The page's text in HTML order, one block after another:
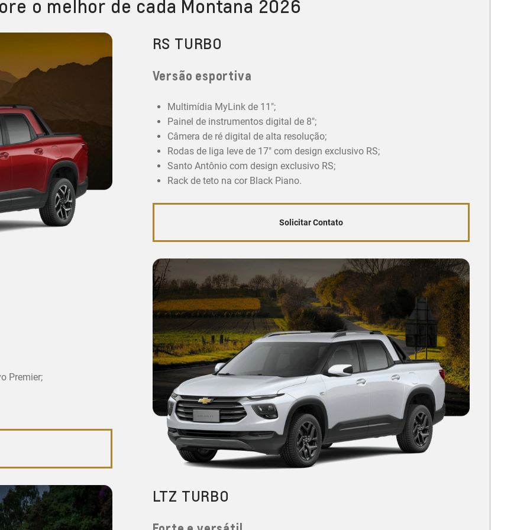
o melhor de cada Montana 2026
RS TURBO
Versão esportiva
Multimídia MyLink de 11";
Painel de instrumentos digital de 8";
Câmera de ré digital de alta resolução;
Rodas de liga leve de 17" com design exclusivo RS;
Santo Antônio com design exclusivo RS;
Rack de teto na cor Black Piano.
Solicitar Contato
Premier;
LTZ TURBO